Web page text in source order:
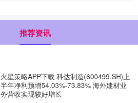
推荐资讯
火星策略APP下载 科达制造(600499.SH)上
半年净利预增54.03%-73.83% 海外建材业
务营收实现较好增长